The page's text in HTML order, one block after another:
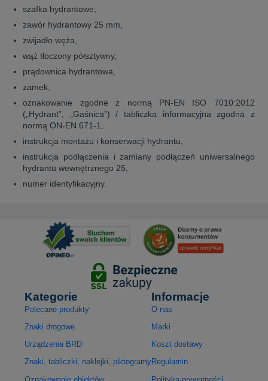
szafka hydrantowe,
zawór hydrantowy 25 mm,
zwijadło węża,
wąż tłoczony półsztywny,
prądownica hydrantowa,
zamek,
oznakowanie zgodne z normą PN-EN ISO 7010:2012
(„Hydrant”, „Gaśnica”) / tabliczka informacyjna zgodna z
normą ON-EN 671-1,
instrukcja montażu i konserwacji hydrantu,
instrukcja podłączenia i zamiany podłączeń uniwersalnego
hydrantu wewnętrznego 25,
numer identyfikacyjny.
Kategorie
Polecane produkty
Znaki drogowe
Urządzenia BRD
Znaki, tabliczki, naklejki, piktogramy
Informacje
O nas
Marki
Koszt dostawy
Regulamin